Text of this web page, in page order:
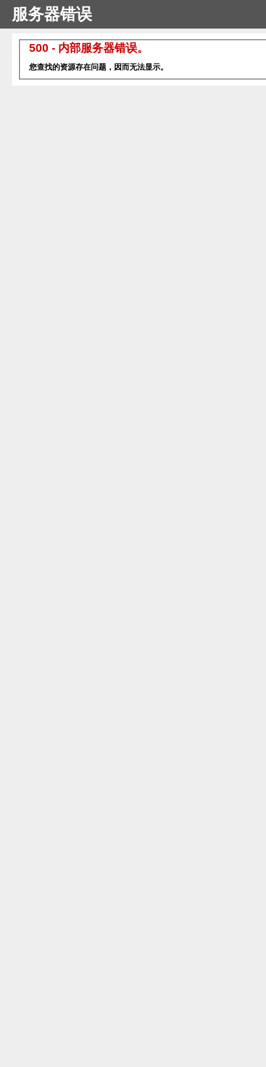
服务器错误
500 - 内部服务器错误。
您查找的资源存在问题，因而无法显示。